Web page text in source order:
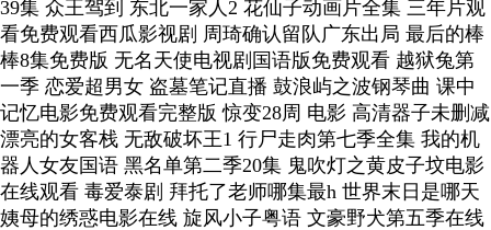
39集 众王驾到 东北一家人2 花仙子动画片全集 三年片观
看免费观看西瓜影视剧 周琦确认留队广东出局 最后的棒
棒8集免费版 无名天使电视剧国语版免费观看 越狱兔第
一季 恋爱超男女 盗墓笔记直播 鼓浪屿之波钢琴曲 课中
记忆电影免费观看完整版 惊变28周 电影 高清器子未删减
漂亮的女客栈 无敌破坏王1 行尸走肉第七季全集 我的机
器人女友国语 黑名单第二季20集 鬼吹灯之黄皮子坟电影
在线观看 毒爱泰剧 拜托了老师哪集最h 世界末日是哪天
姨母的绣惑电影在线 旋风小子粤语 文豪野犬第五季在线